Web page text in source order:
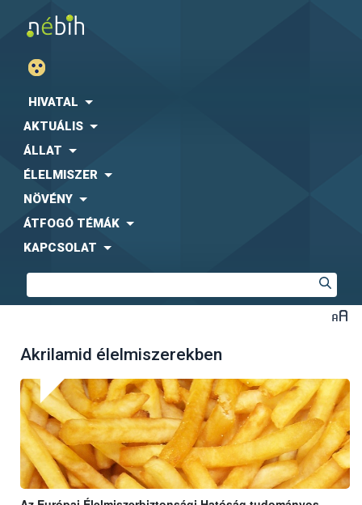
HIVATAL
AKTUÁLIS
ÁLLAT
ÉLELMISZER
NÖVÉNY
ÁTFOGÓ TÉMÁK
KAPCSOLAT
Akrilamid élelmiszerekben